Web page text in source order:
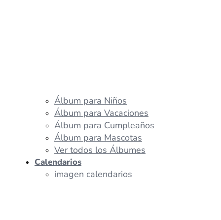
Álbum para Niños
Álbum para Vacaciones
Álbum para Cumpleaños
Álbum para Mascotas
Ver todos los Álbumes
Calendarios
imagen calendarios